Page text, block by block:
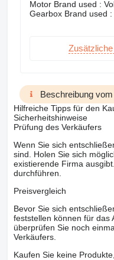
Motor Brand used :
Gearbox Brand used
Beschreibung
Hilfreiche Tipps für den
Sicherheitshinweise
Prüfung des Verkäufers
Wenn Sie sich
sind. Holen Sie sich
existierende Firma
durchführen.
Preisvergleich
Bevor Sie sich
feststellen können für das
überprüfen Sie noch
Verkäufers.
Kaufen Sie keine